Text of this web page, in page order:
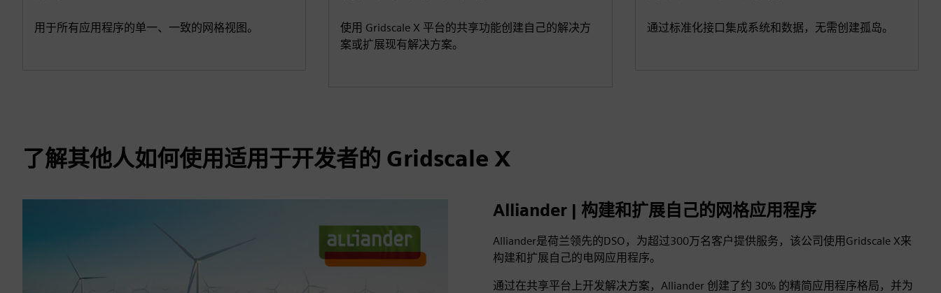
用于所有应用程序的单一、一致的网格视图。
使用 Gridscale X 平台的共享功能创建自己的解决方
案或扩展现有解决方案。
通过标准化接口集成系统和数据，无需创建孤岛。
了解其他人如何使用适用于开发者的 Gridscale X
Alliander | 构建和扩展自己的网格应用程序
Alliander是荷兰领先的DSO，为超过300万名客户提供服务，该公司使用Gridscale X来
构建和扩展自己的电网应用程序。
通过在共享平台上开发解决方案，Alliander 创建了约 30% 的精简应用程序格局，并为